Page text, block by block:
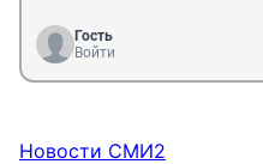
Гость
Войти
Новости СМИ2